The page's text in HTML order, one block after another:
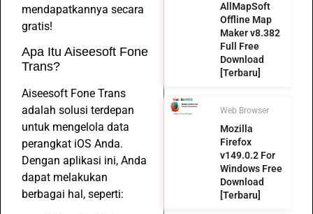
mendapatkannya secara
gratis!
Apa Itu Aiseesoft Fone
Trans?
Aiseesoft Fone Trans
adalah solusi terdepan
untuk mengelola data
perangkat iOS Anda.
Dengan aplikasi ini, Anda
dapat melakukan
berbagai hal, seperti:
AllMapSoft
Offline Map
Maker v8.382
Full Free
Download
[Terbaru]
Web Browser
Mozilla
Firefox
v149.0.2 For
Windows Free
Download
[Terbaru]